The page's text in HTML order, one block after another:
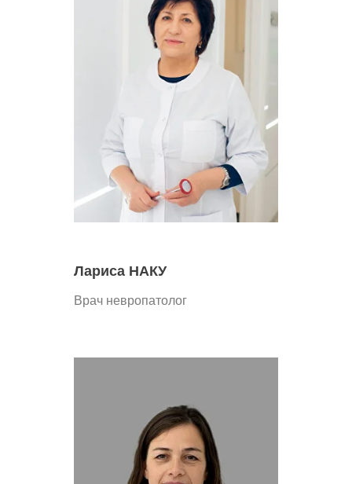
Лариса НАКУ
Врач невропатолог